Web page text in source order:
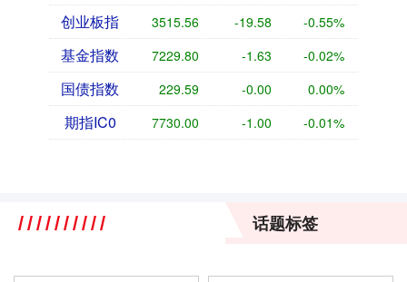
创业板指 3515.56 -19.58 -0.55%
基金指数 7229.80 -1.63 -0.02%
国债指数 229.59 -0.00 0.00%
期指IC0 7730.00 -1.00 -0.01%
话题标签